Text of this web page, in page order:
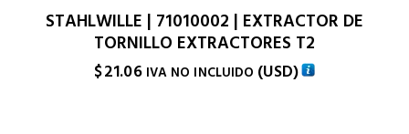
STAHLWILLE | 71010002 | EXTRACTOR DE
TORNILLO EXTRACTORES T2
$21.06 IVA NO INCLUIDO (USD)